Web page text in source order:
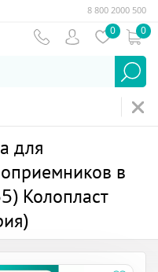
8 800 2000 500
0 0
для
в
Колопласт